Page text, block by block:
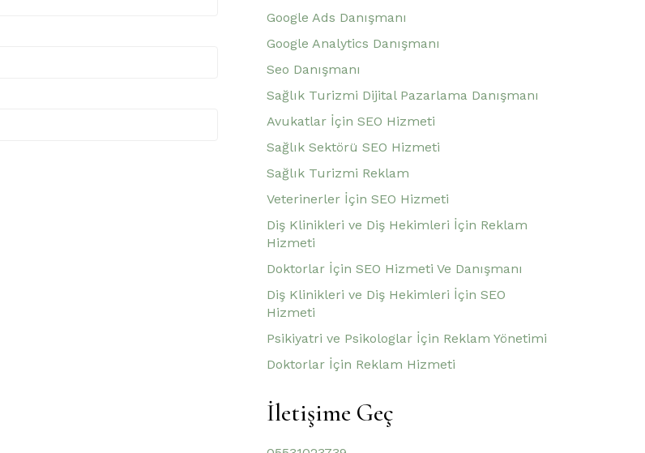
Google Ads Danışmanı
Google Analytics Danışmanı
Seo Danışmanı
Sağlık Turizmi Dijital Pazarlama Danışmanı
Avukatlar İçin SEO Hizmeti
Sağlık Sektörü SEO Hizmeti
Sağlık Turizmi Reklam
Veterinerler İçin SEO Hizmeti
Diş Klinikleri ve Diş Hekimleri İçin Reklam
Hizmeti
Doktorlar İçin SEO Hizmeti Ve Danışmanı
Diş Klinikleri ve Diş Hekimleri İçin SEO
Hizmeti
Psikiyatri ve Psikologlar İçin Reklam Yönetimi
Doktorlar İçin Reklam Hizmeti
İletişime Geç